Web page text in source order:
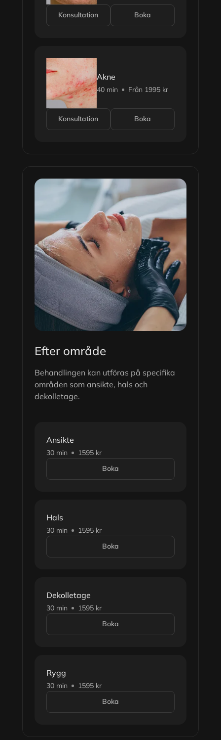
Konsultation Boka
Akne
40 min Från 1995 kr
Konsultation Boka
Efter område
Behandlingen kan utföras på specifika
områden som ansikte, hals och
dekolletage.
Ansikte
30 min
1595 kr
Boka
Hals
30 min
1595 kr
Boka
Dekolletage
30 min
1595 kr
Boka
Rygg
30 min
1595 kr
Boka